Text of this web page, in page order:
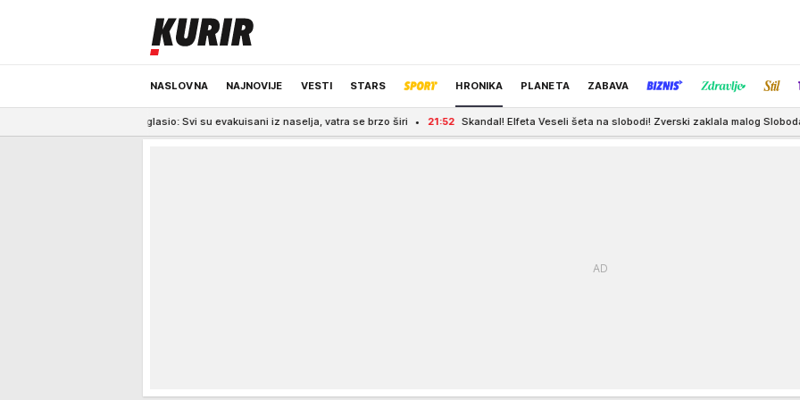
NASLOVNA NAJNOVIJE VESTI STARS HRONIKA PLANETA ZABAVA
ODRŽIVA BUDUĆNOST REGION NEWS IZBOR UREDNIKA
se oglasio: Svi su evakuisani iz naselja, vatra se brzo širi 21:52 Skandal! Elfeta Veseli šeta na slobodi! Zverski zaklala malog Slobodana (12), pa